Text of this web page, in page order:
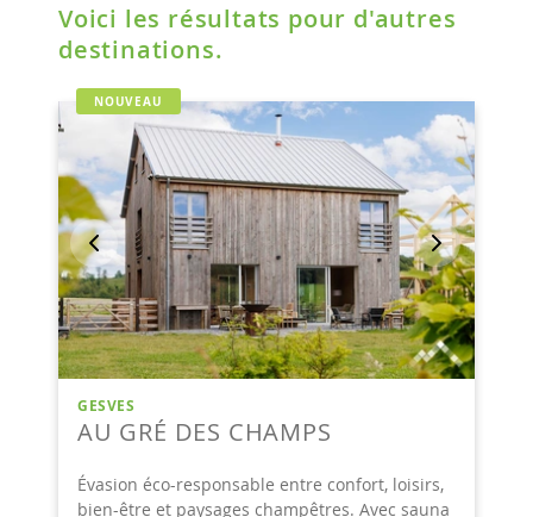
Voici les résultats pour d'autres
destinations.